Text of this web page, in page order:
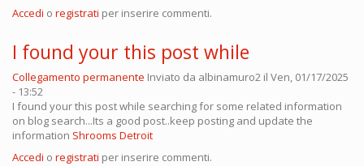
Accedi o registrati per inserire commenti.
I found your this post while
Collegamento permanente Inviato da albinamuro2 il Ven, 01/17/2025
- 13:52
I found your this post while searching for some related information
on blog search...Its a good post..keep posting and update the
information Shrooms Detroit
Accedi o registrati per inserire commenti.